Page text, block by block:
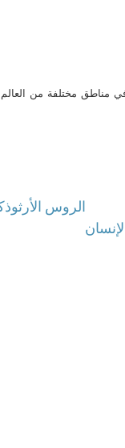
في مناطق مختلفة من
الروس